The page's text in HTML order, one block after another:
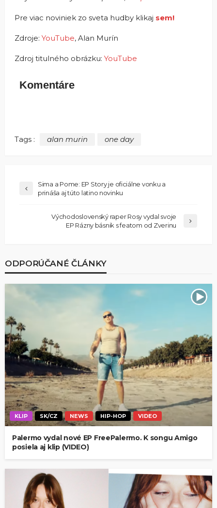
Pre viac noviniek zo sveta hudby klikaj sem!
Zdroje: YouTube, Alan Murín
Zdroj titulného obrázku: YouTube
Komentáre
Tags : alan murin one day
Sima a Pome: EP Story je oficiálne vonku a
prináša aj túto latino novinku
Východoslovenský raper Rosy vydal svoje
EP Rázny básnik s featom od Zverinu
ODPORÚČANÉ ČLÁNKY
KLIP SK/CZ NEWS HIP-HOP VIDEO
Palermo vydal nové EP FreePalermo. K songu Amigo
posiela aj klip (VIDEO)